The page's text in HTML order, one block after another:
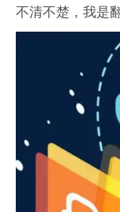
不清不楚，我是